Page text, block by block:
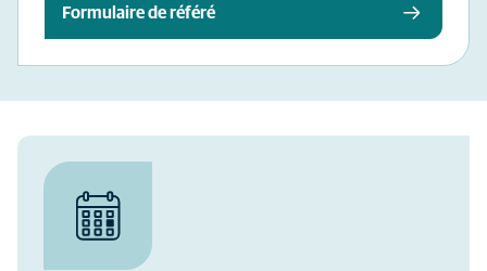
Formulaire de référé